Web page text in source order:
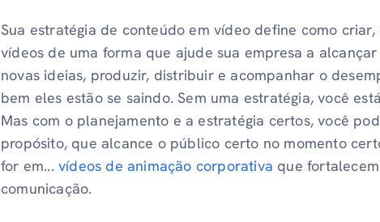
Sua estratégia de conteúdo em vídeo define como
vídeos de uma forma que ajude sua empresa a
novas ideias, produzir, distribuir e acompanhar o
bem eles estão se saindo. Sem uma estratégia, você
Mas com o planejamento e a estratégia certos, você
propósito, que alcance o público certo no momento
for em...vídeos de animação corporativa que
comunicação.